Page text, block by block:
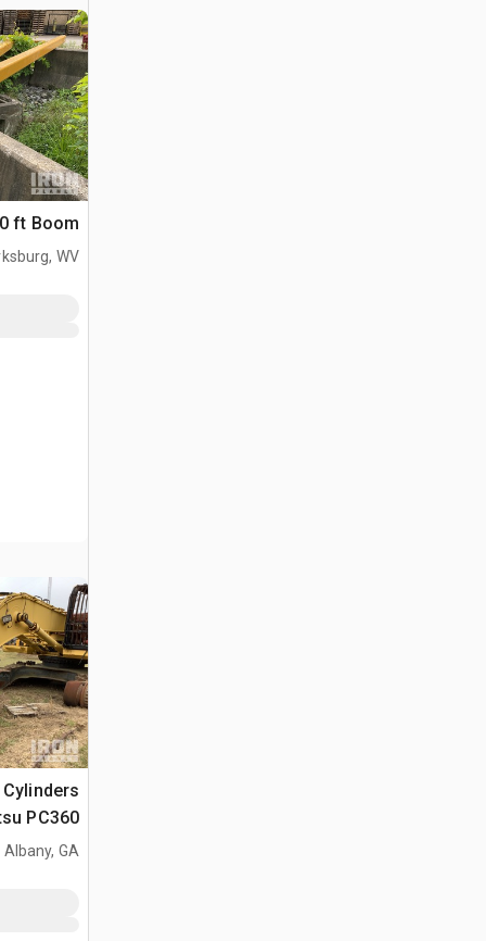
ft Boom
WV
PC360
Albany, GA